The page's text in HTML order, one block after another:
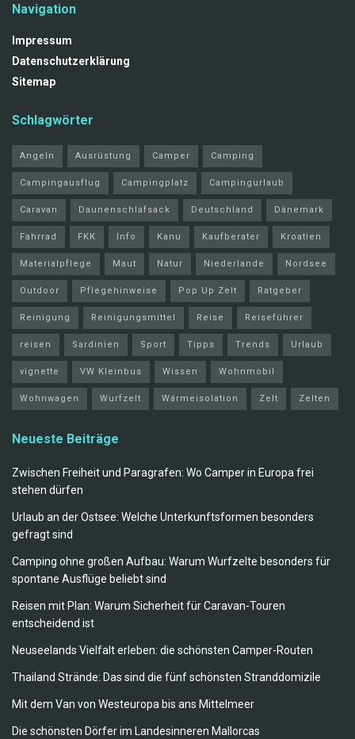
Navigation
Impressum
Datenschutzerklärung
Sitemap
Schlagwörter
Angeln Ausrüstung Camper Camping
Campingausflug Campingplatz Campingurlaub
Caravan Daunenschlafsack Deutschland Dänemark
Fahrrad FKK Info Kanu Kaufberater Kroatien
Materialpflege Maut Natur Niederlande Nordsee
Outdoor Pflegehinweise Pop Up Zelt Ratgeber
Reinigung Reinigungsmittel Reise Reiseführer
reisen Sardinien Sport Tipps Trends Urlaub
vignette VW Kleinbus Wissen Wohnmobil
Wohnwagen Wurfzelt Wärmeisolation Zelt Zelten
Neueste Beiträge
Zwischen Freiheit und Paragrafen: Wo Camper in Europa frei
stehen dürfen
Urlaub an der Ostsee: Welche Unterkunftsformen besonders
gefragt sind
Camping ohne großen Aufbau: Warum Wurfzelte besonders für
spontane Ausflüge beliebt sind
Reisen mit Plan: Warum Sicherheit für Caravan-Touren
entscheidend ist
Neuseelands Vielfalt erleben: die schönsten Camper-Routen
Thailand Strände: Das sind die fünf schönsten Stranddomizile
Mit dem Van von Westeuropa bis ans Mittelmeer
Die schönsten Dörfer im Landesinneren Mallorcas